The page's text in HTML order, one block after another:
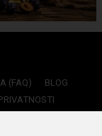
(FAQ)
BLOG